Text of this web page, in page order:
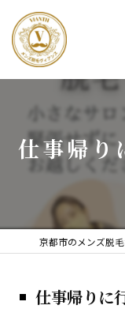
仕事帰り
仕事帰りに